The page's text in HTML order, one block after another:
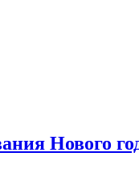
Нового